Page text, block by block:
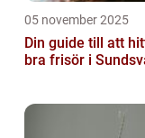
05 november 2025
Din guide till att
bra frisör i